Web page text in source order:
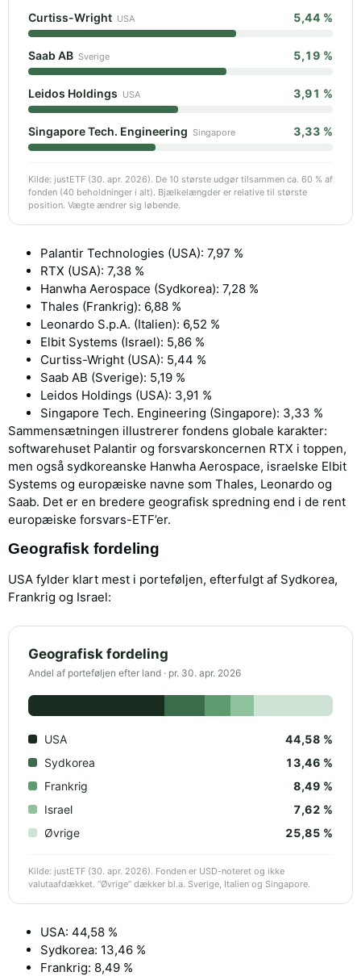
Curtiss-Wright USA 5,44 %
Saab AB Sverige 5,19 %
Leidos Holdings USA 3,91 %
Singapore Tech. Engineering Singapore 3,33 %
Kilde: justETF (30. apr. 2026). De 10 største udgør tilsammen ca. 60 % af
fonden (40 beholdninger i alt). Bjælkelængder er relative til største
position. Vægte ændrer sig løbende.
Palantir Technologies (USA): 7,97 %
RTX (USA): 7,38 %
Hanwha Aerospace (Sydkorea): 7,28 %
Thales (Frankrig): 6,88 %
Leonardo S.p.A. (Italien): 6,52 %
Elbit Systems (Israel): 5,86 %
Curtiss-Wright (USA): 5,44 %
Saab AB (Sverige): 5,19 %
Leidos Holdings (USA): 3,91 %
Singapore Tech. Engineering (Singapore): 3,33 %
Sammensætningen illustrerer fondens globale karakter:
softwarehuset Palantir og forsvarskoncernen RTX i toppen,
men også sydkoreanske Hanwha Aerospace, israelske Elbit
Systems og europæiske navne som Thales, Leonardo og
Saab. Det er en bredere geografisk spredning end i de rent
europæiske forsvars-ETF’er.
Geografisk fordeling
USA fylder klart mest i porteføljen, efterfulgt af Sydkorea,
Frankrig og Israel:
Geografisk fordeling
Andel af porteføljen efter land · pr. 30. apr. 2026
USA
44,58 %
Sydkorea
13,46 %
Frankrig
8,49 %
Israel
7,62 %
Øvrige
25,85 %
Kilde: justETF (30. apr. 2026). Fonden er USD-noteret og ikke
valutaafdækket. “Øvrige” dækker bl.a. Sverige, Italien og Singapore.
USA: 44,58 %
Sydkorea: 13,46 %
Frankrig: 8,49 %